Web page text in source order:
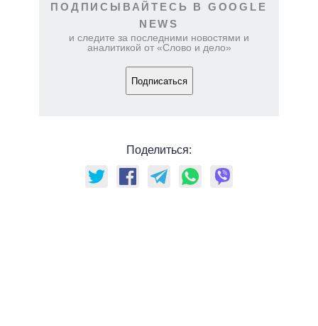
ПОДПИСЫВАЙТЕСЬ В GOOGLE
NEWS
и следите за последними новостями и
аналитикой от «Слово и дело»
Подписаться
Поделиться: